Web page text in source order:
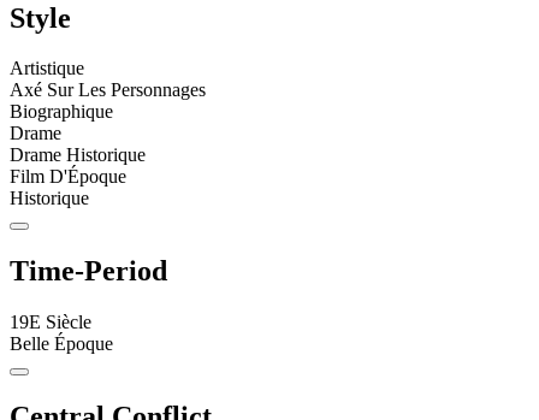
Style
Artistique
Axé Sur Les Personnages
Biographique
Drame
Drame Historique
Film D'Époque
Historique
Time-Period
19E Siècle
Belle Époque